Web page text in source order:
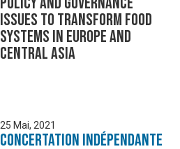
issues to transform food
systems in Europe and
Central Asia
25 Mai, 2021
Concertation Indépendante